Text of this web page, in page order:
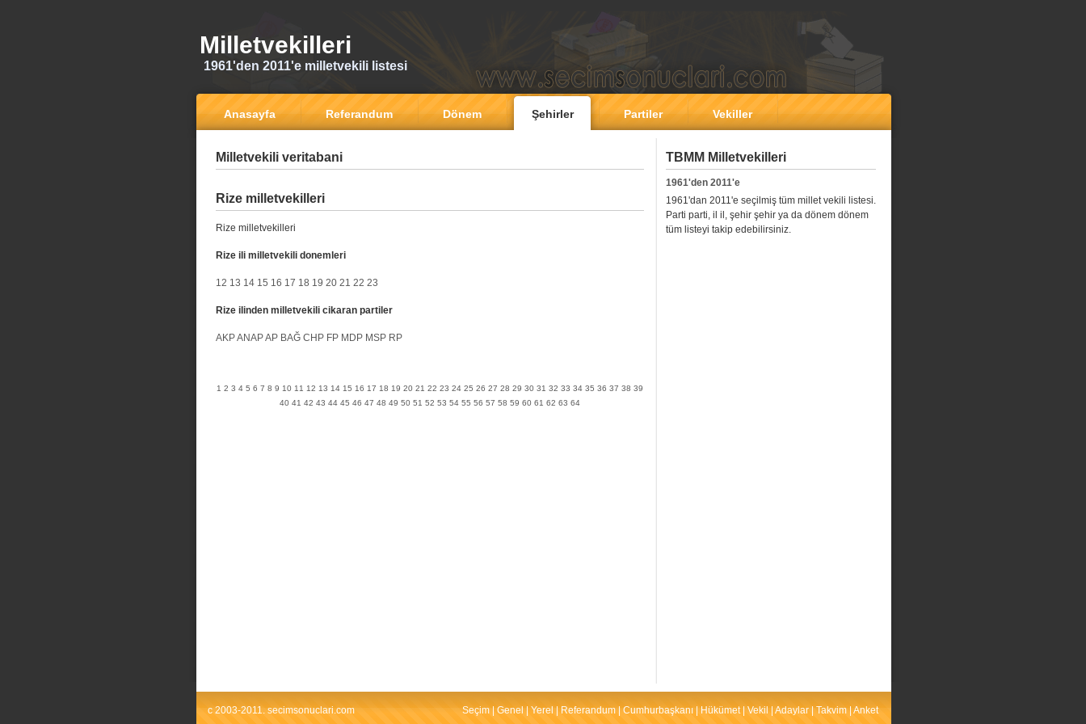
Milletvekilleri
1961'den 2011'e milletvekili listesi
Anasayfa Referandum Dönem Şehirler Partiler Vekiller
Milletvekili veritabani
Rize milletvekilleri
Rize milletvekilleri
Rize ili milletvekili donemleri
12 13 14 15 16 17 18 19 20 21 22 23
Rize ilinden milletvekili cikaran partiler
AKPANAPAP BAĞ CHP FP MDP MSP RP
1 2 3 4 5 6 7 8 9 10 11 12 13 14 15 16 17 18 19 20 21 22 23 24 25 26 27 28 29 30 31 32 33 34 35 36 37 38 39
40 41 42 43 44 45 46 47 48 49 50 51 52 53 54 55 56 57 58 59 60 61 62 63 64
TBMM Milletvekilleri
1961'den 2011'e
1961'dan 2011'e seçilmiş tüm millet vekili listesi.
Parti parti, il il, şehir şehir ya da dönem dönem
tüm listeyi takip edebilirsiniz.
c 2003-2011. secimsonuclari.com Seçim Genel Yerel Referandum Cumhurbaşkanı Hükümet| Vekil Adaylar Takvim Anket